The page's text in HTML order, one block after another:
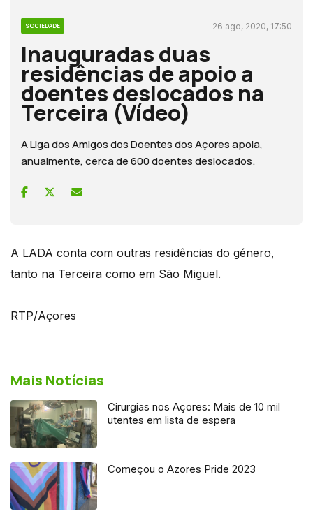
SOCIEDADE 26 ago, 2020, 17:50
Inauguradas duas
residências de apoio a
doentes deslocados na
Terceira (Vídeo)
A Liga dos Amigos dos Doentes dos Açores apoia,
anualmente, cerca de 600 doentes deslocados.
A LADA conta com outras residências do género,
tanto na Terceira como em São Miguel.
RTP/Açores
Mais Notícias
Cirurgias nos Açores: Mais de 10 mil
utentes em lista de espera
Começou o Azores Pride 2023